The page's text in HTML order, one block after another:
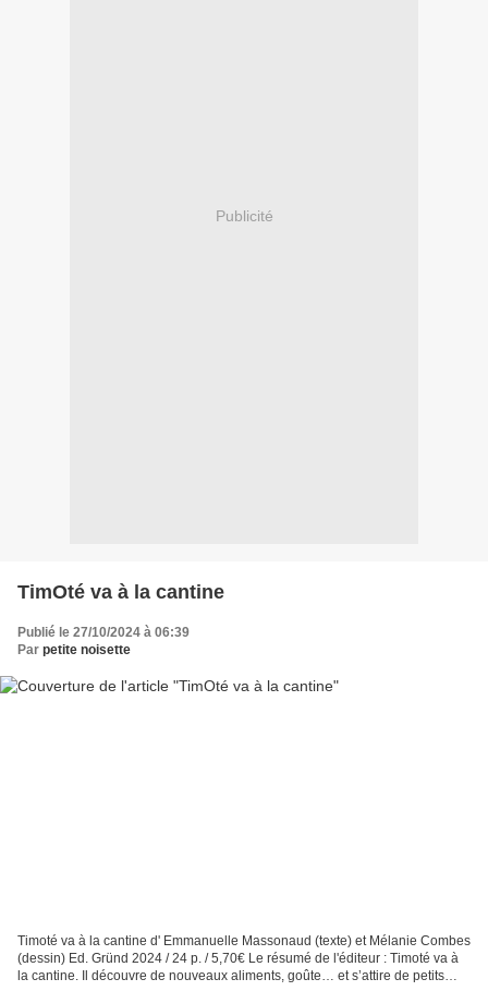
Publicité
TimOté va à la cantine
Publié le 27/10/2024 à 06:39
Par petite noisette
Timoté va à la cantine d' Emmanuelle Massonaud (texte) et Mélanie Combes
(dessin) Ed. Gründ 2024 / 24 p. / 5,70€ Le résumé de l'éditeur : Timoté va à
la cantine. Il découvre de nouveaux aliments, goûte… et s’attire de petits